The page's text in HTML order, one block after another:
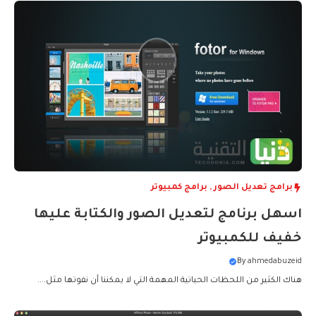
برامج تعديل الصور , برامج كمبيوتر
اسهل برنامج لتعديل الصور والكتابة عليها
خفيف للكمبيوتر
Byahmedabuzeid
هناك الكثير من اللحظات الحياتية المهمة التي لا يمكننا أن نفوتها مثل....